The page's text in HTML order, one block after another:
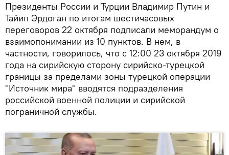
Президенты России и Турции Владимир Путин и
Тайип Эрдоган по итогам шестичасовых
переговоров 22 октября подписали меморандум о
взаимопонимании из 10 пунктов. В нем, в
частности, говорилось, что с 12:00 23 октября 2019
года на сирийскую сторону сирийско-турецкой
границы за пределами зоны турецкой операции
"Источник мира" вводятся подразделения
российской военной полиции и сирийской
пограничной службы.